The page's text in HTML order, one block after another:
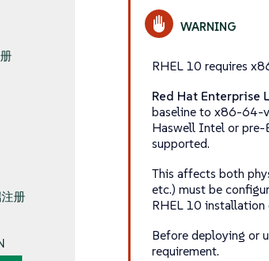
册
RHEL 10 requires
Red Hat Enterprise
baseline tox86-64-
Haswell Intel or pre-
supported.
This affects both
etc.) must be
RHEL 10
Before deploying or
requirement.